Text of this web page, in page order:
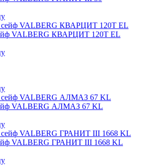
VALBERG КВАРЦИТ 120Т EL
VALBERG АЛМАЗ 67 KL
VALBERG ГРАНИТ III 1668 KL